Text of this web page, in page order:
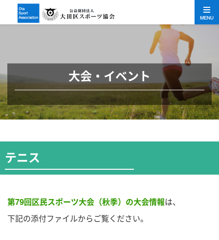
MENU
大会・イベント
テニス
第79回区民スポーツ大会（秋季）の大会情報は、
下記の添付ファイルからご覧ください。